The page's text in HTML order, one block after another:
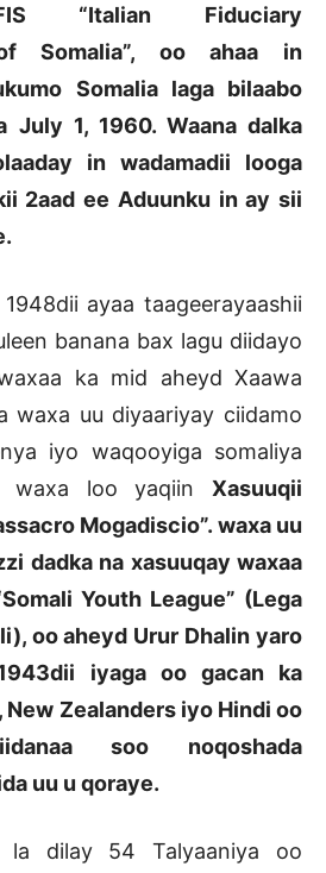
“Italian Fiduciary
Somalia”, oo ahaa in
Somalia laga bilaabo
July 1, 1960. Waana dalka
in wadamadii looga
2aad ee Aduunku in ay sii
ayaa taageerayaashii
banana bax lagu diidayo
ka mid aheyd Xaawa
waxa uu diyaariyay ciidamo
iyo waqooyiga somaliya
waxa loo yaqiin Xasuuqii
Mogadiscio”. waxa uu
dadka na xasuuqay waxaa
Youth League” (Lega
oo aheyd Urur Dhalin yaro
iyaga oo gacan ka
Zealanders iyo Hindi oo
soo noqoshada
uu u qoraye.
la dilay 54 Talyaaniya oo